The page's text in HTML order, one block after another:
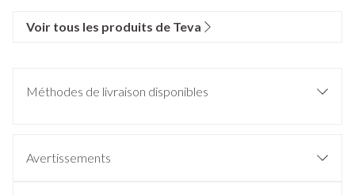
Voir tous les produits de Teva
Méthodes de livraison disponibles
Avertissements